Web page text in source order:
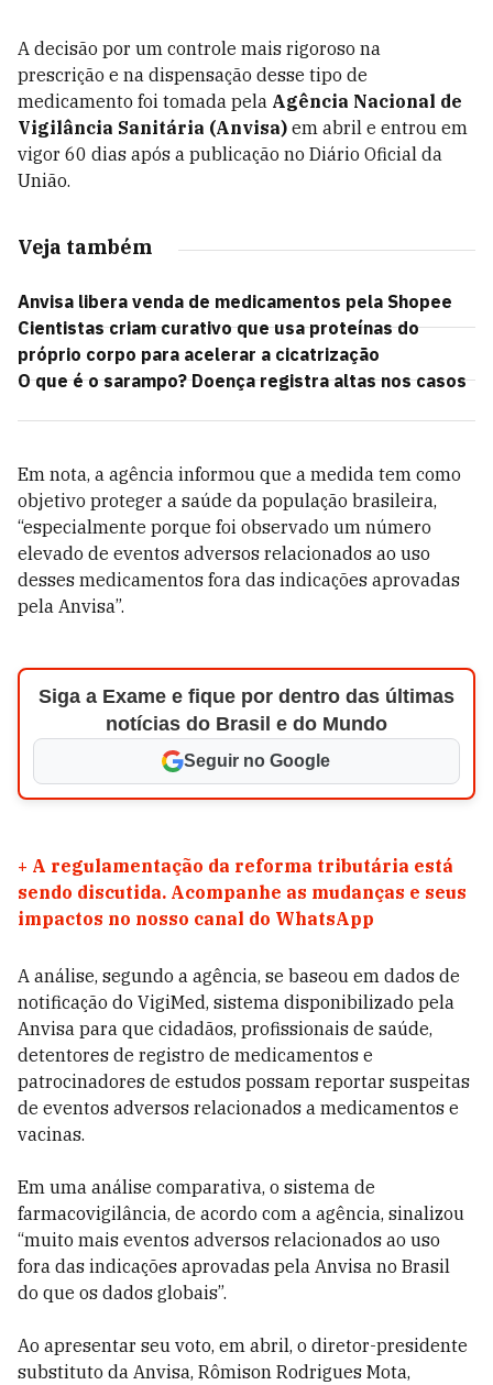
A decisão por um controle mais rigoroso na
prescrição e na dispensação desse tipo de
medicamento foi tomada pela Agência Nacional de
Vigilância Sanitária (Anvisa) em abril e entrou em
vigor 60 dias após a publicação no Diário Oficial da
União.
Veja também
Anvisa libera venda de medicamentos pela Shopee
Cientistas criam curativo que usa proteínas do
próprio corpo para acelerar a cicatrização
O que é o sarampo? Doença registra altas nos casos
Em nota, a agência informou que a medida tem como
objetivo proteger a saúde da população brasileira,
“especialmente porque foi observado um número
elevado de eventos adversos relacionados ao uso
desses medicamentos fora das indicações aprovadas
pela Anvisa”.
Siga a Exame e fique por dentro das últimas
notícias do Brasil e do Mundo
Seguir no Google
+ A regulamentação da reforma tributária está
sendo discutida. Acompanhe as mudanças e seus
impactos no nosso canal do WhatsApp
A análise, segundo a agência, se baseou em dados de
notificação do VigiMed, sistema disponibilizado pela
Anvisa para que cidadãos, profissionais de saúde,
detentores de registro de medicamentos e
patrocinadores de estudos possam reportar suspeitas
de eventos adversos relacionados a medicamentos e
vacinas.
Em uma análise comparativa, o sistema de
farmacovigilância, de acordo com a agência, sinalizou
“muito mais eventos adversos relacionados ao uso
fora das indicações aprovadas pela Anvisa no Brasil
do que os dados globais”.
Ao apresentar seu voto, em abril, o diretor-presidente
substituto da Anvisa, Rômison Rodrigues Mota,